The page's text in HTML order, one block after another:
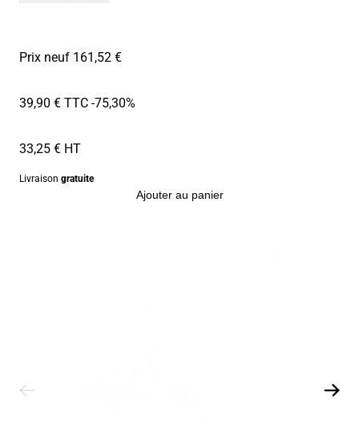
Prix neuf 161,52 €
39,90 € TTC-75,30%
33,25 € HT
Livraison gratuite
Ajouter au panier